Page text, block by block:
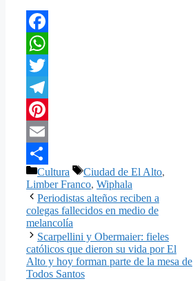
Facebook
WhatsApp
Twitter
Telegram
Pinterest
Email
Compartir
Categorías
Cultura Etiquetas
Ciudad de El Alto,
Limber Franco, Wiphala
Periodistas alteños reciben a
colegas fallecidos en medio de
melancolía
Scarpellini y Obermaier: fieles
católicos que dieron su vida por El
Alto y hoy forman parte de la mesa de
Todos Santos